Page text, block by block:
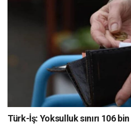
Türk-İş: Yoksulluk sınırı 106